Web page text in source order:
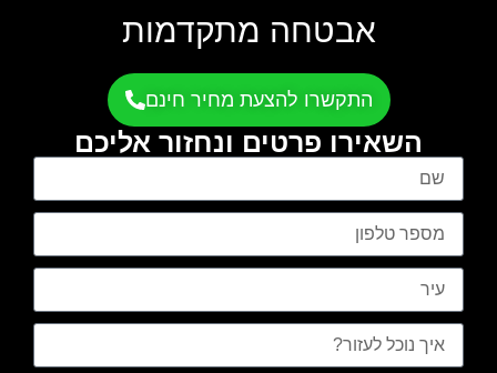
אבטחה מתקדמות
התקשרו להצעת מחיר חינם
השאירו פרטים ונחזור אליכם